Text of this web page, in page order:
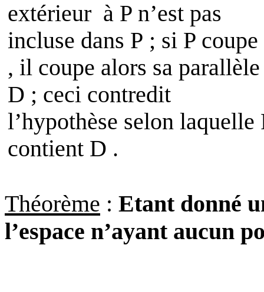
extérieur à P n’est pas
incluse dans P ; si P coupe
, il coupe alors sa parallèle
D ; ceci contredit
l’hypothèse selon laquelle
contient D .
Théorème : Etant donné
l’espace n’ayant aucun